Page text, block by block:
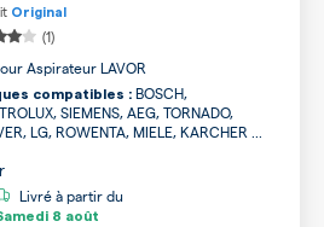
Original
(1)
Aspirateur LAVOR
compatibles : BOSCH,
SIEMENS, AEG, TORNADO,
LG, ROWENTA, MIELE, KARCHER ...
Livré à partir du
8 août